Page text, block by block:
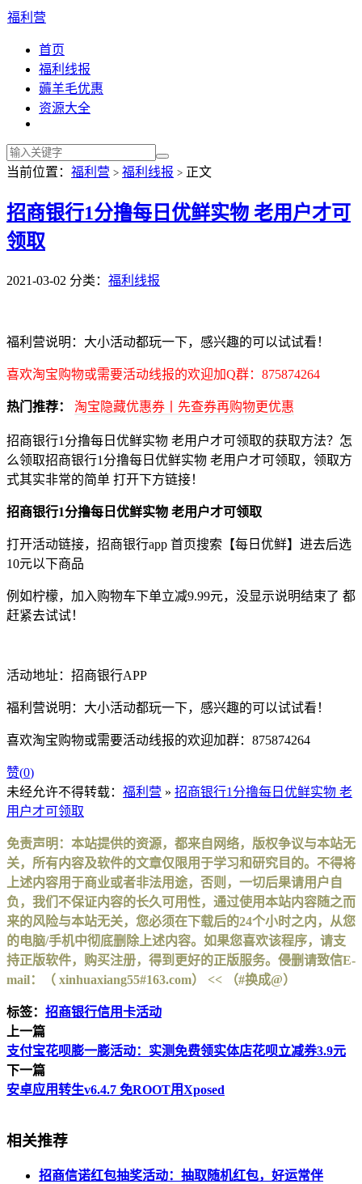
福利营
首页
福利线报
薅羊毛优惠
资源大全
当前位置： 福利营 > 福利线报 > 正文
招商银行1分撸每日优鲜实物 老用户才可
领取
2021-03-02 分类： 福利线报
福利营说明：大小活动都玩一下，感兴趣的可以试试看！
喜欢淘宝购物或需要活动线报的欢迎加Q群：875874264
热门推荐： 淘宝隐藏优惠券丨先查券再购物更优惠
招商银行1分撸每日优鲜实物 老用户才可领取的获取方法？怎
么领取招商银行1分撸每日优鲜实物 老用户才可领取，领取方
式其实非常的简单 打开下方链接！
招商银行1分撸每日优鲜实物 老用户才可领取
打开活动链接，招商银行app 首页搜索【每日优鲜】进去后选
10元以下商品
例如柠檬，加入购物车下单立减9.99元，没显示说明结束了 都
赶紧去试试！
活动地址：招商银行APP
福利营说明：大小活动都玩一下，感兴趣的可以试试看！
喜欢淘宝购物或需要活动线报的欢迎加群：875874264
赞(0)
未经允许不得转载： 福利营 » 招商银行1分撸每日优鲜实物 老
用户才可领取
免责声明：本站提供的资源，都来自网络，版权争议与本站无
关，所有内容及软件的文章仅限用于学习和研究目的。不得将
上述内容用于商业或者非法用途，否则，一切后果请用户自
负，我们不保证内容的长久可用性，通过使用本站内容随之而
来的风险与本站无关，您必须在下载后的24个小时之内，从您
的电脑/手机中彻底删除上述内容。如果您喜欢该程序，请支
持正版软件，购买注册，得到更好的正版服务。侵删请致信E-
mail：（ xinhuaxiang55#163.com） << （#换成@）
标签： 招商银行信用卡活动
上一篇
支付宝花呗膨一膨活动：实测免费领实体店花呗立减券3.9元
下一篇
安卓应用转生v6.4.7 免ROOT用Xposed
相关推荐
招商信诺红包抽奖活动：抽取随机红包，好运常伴